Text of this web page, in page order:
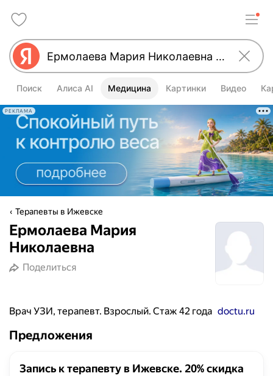
Поиск Алиса AI Медицина Картинки Видео
РЕКЛАМА
Терапевты в Ижевске
Ермолаева Мария
Николаевна
Поделиться
Врач УЗИ, терапевт. Взрослый. Стаж 42 года doctu.ru
Предложения
Запись к терапевту в Ижевске. 20% скидка